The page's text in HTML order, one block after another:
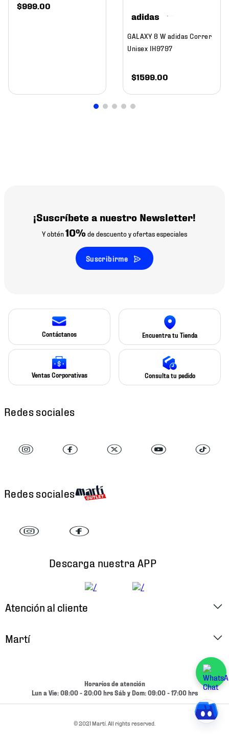
$999.00
adidas
GALAXY 8 W adidas Correr
Unisex IH9797
$1599.00
¡Suscríbete a nuestro Newsletter!
Y obtén10% de descuento y ofertas especiales
Suscribirme
Contáctanos Encuentra tu Tienda
Ventas Corporativas Consulta tu pedido
Redes sociales
Redes sociales
Descarga nuestra APP
Atención al cliente
Cambios y Devoluciones
Martí
Términos y Condiciones
Horarios de atención
Lun a Vie: 08:00 - 20:00 hrs Sáb y Dom: 09:00 - 17:00 hrs
© 2021 Martí. All rights reserved.